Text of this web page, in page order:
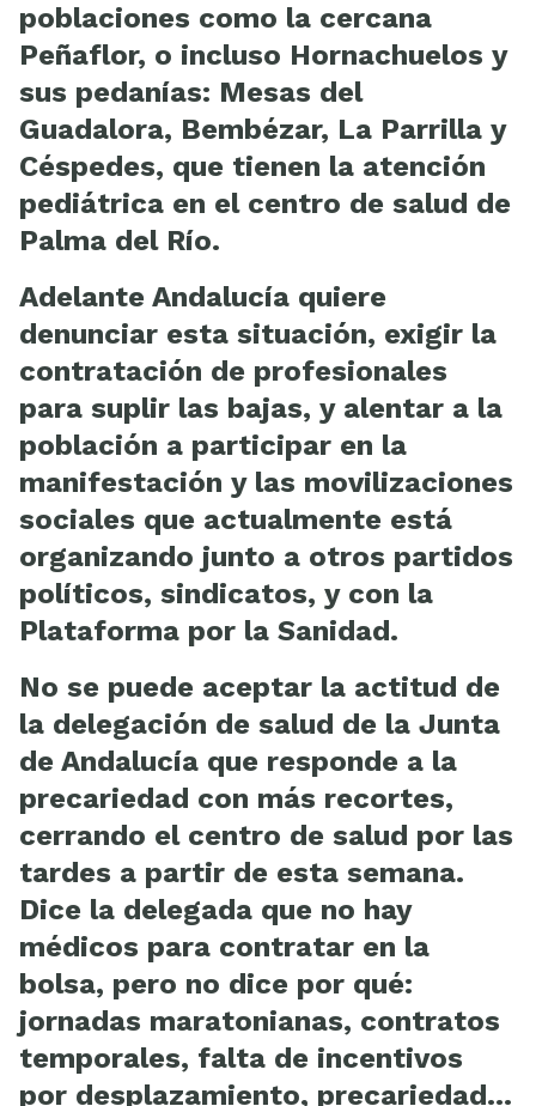
poblaciones como la cercana
Peñaflor, o incluso Hornachuelos y
sus pedanías: Mesas del
Guadalora, Bembézar, La Parrilla y
Céspedes, que tienen la atención
pediátrica en el centro de salud de
Palma del Río.
Adelante Andalucía quiere
denunciar esta situación, exigir la
contratación de profesionales
para suplir las bajas, y alentar a la
población a participar en la
manifestación y las movilizaciones
sociales que actualmente está
organizando junto a otros partidos
políticos, sindicatos, y con la
Plataforma por la Sanidad.
No se puede aceptar la actitud de
la delegación de salud de la Junta
de Andalucía que responde a la
precariedad con más recortes,
cerrando el centro de salud por las
tardes a partir de esta semana.
Dice la delegada que no hay
médicos para contratar en la
bolsa, pero no dice por qué:
jornadas maratonianas, contratos
temporales, falta de incentivos
por desplazamiento, precariedad…